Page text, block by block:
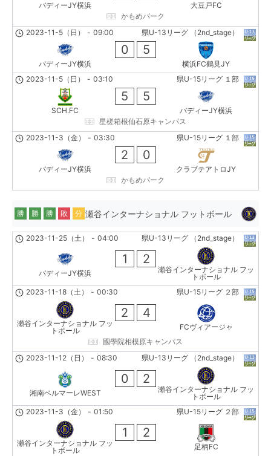
バディーJY横浜
大豆戸FC
かもめパーク
県U-13リーグ （2nd_stage）
2023-11-5（日） - 09:00
バディーJY横浜
0 5
横浜FC鶴見JY
県U-15リーグ １部
2023-11-5（日） - 03:10
SCH.FC
5 5
バディーJY横浜
星槎箱根仙石原キャンパス
県U-15リーグ １部
2023-11-3（金） - 03:30
バディーJY横浜
2 0
クラブテアトロJY
かもめパーク
瀬谷インターナショナル フットボール
勝 勝 勝 敗 分
県U-13リーグ （2nd_stage）
2023-11-25（土） - 04:00
バディーJY横浜
1 2
瀬谷インターナショナル フッ
トボール
県U-15リーグ ２部
2023-11-18（土） - 00:30
瀬谷インターナショナル フッ
トボール
2 4
FCヴィアージャ
國學院相模原キャンパス
県U-13リーグ （2nd_stage）
2023-11-12（日） - 08:30
湘南ベルマーレWEST
0 2
瀬谷インターナショナル フッ
トボール
県U-15リーグ ２部
2023-11-3（金） - 01:50
瀬谷インターナショナル フッ
トボール
1 2
足柄FC